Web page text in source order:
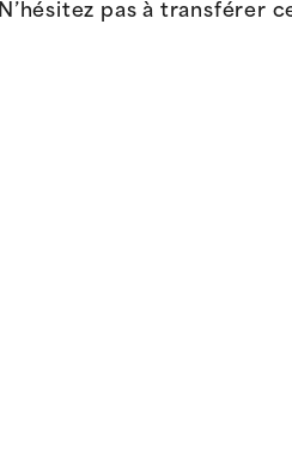
N’hésitez pas à transférer